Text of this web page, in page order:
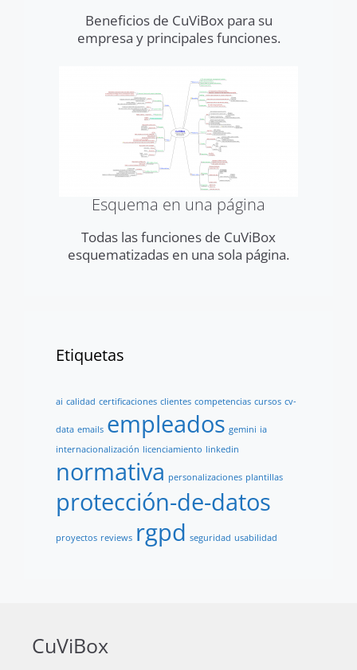
Beneficios de CuViBox para su
empresa y principales funciones.
Esquema en una página
Todas las funciones de CuViBox
esquematizadas en una sola página.
Etiquetas
ai calidad certificaciones clientes competencias cursos cv-
data emails empleados gemini ia
internacionalización licenciamiento linkedin
normativa personalizaciones plantillas
protección-de-datos
proyectos reviews rgpd seguridad usabilidad
CuViBox